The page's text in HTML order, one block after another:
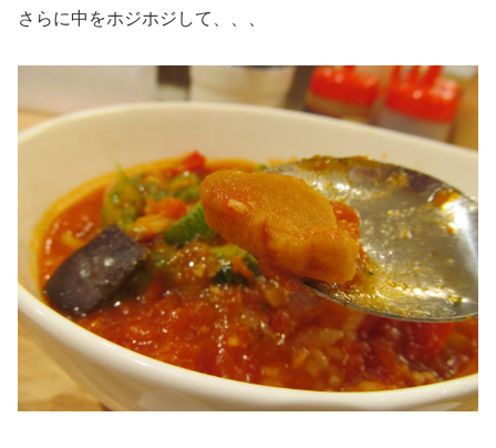
さらに中をホジホジして、、、